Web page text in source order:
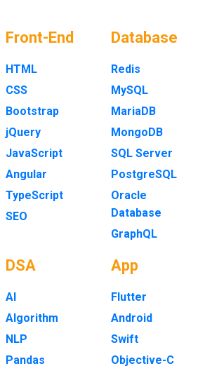
Front-End
HTML
CSS
Bootstrap
jQuery
JavaScript
Angular
TypeScript
SEO
Database
Redis
MySQL
MariaDB
MongoDB
SQL Server
PostgreSQL
Oracle
Database
GraphQL
DSA
AI
Algorithm
NLP
Pandas
App
Flutter
Android
Swift
Objective-C